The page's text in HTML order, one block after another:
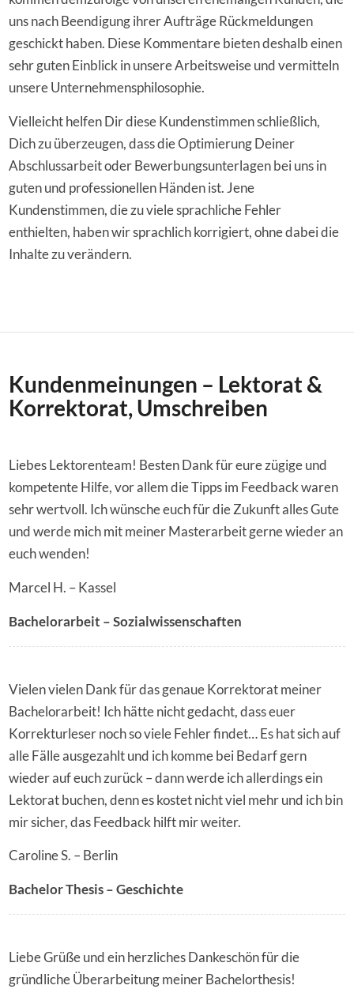
uns nach Beendigung ihrer Aufträge Rückmeldungen
geschickt haben. Diese Kommentare bieten deshalb einen
sehr guten Einblick in unsere Arbeitsweise und vermitteln
unsere Unternehmensphilosophie.
Vielleicht helfen Dir diese Kundenstimmen schließlich,
Dich zu überzeugen, dass die Optimierung Deiner
Abschlussarbeit oder Bewerbungsunterlagen bei uns in
guten und professionellen Händen ist. Jene
Kundenstimmen, die zu viele sprachliche Fehler
enthielten, haben wir sprachlich korrigiert, ohne dabei die
Inhalte zu verändern.
Kundenmeinungen – Lektorat&
Korrektorat, Umschreiben
Liebes Lektorenteam! Besten Dank für eure zügige und
kompetente Hilfe, vor allem die Tipps im Feedback waren
sehr wertvoll. Ich wünsche euch für die Zukunft alles Gute
und werde mich mit meiner Masterarbeit gerne wieder an
euch wenden!
Marcel H. – Kassel
Bachelorarbeit – Sozialwissenschaften
Vielen vielen Dank für das genaue Korrektorat meiner
Bachelorarbeit! Ich hätte nicht gedacht, dass euer
Korrekturleser noch so viele Fehler findet… Es hat sich auf
alle Fälle ausgezahlt und ich komme bei Bedarf gern
wieder auf euch zurück – dann werde ich allerdings ein
Lektorat buchen, denn es kostet nicht viel mehr und ich bin
mir sicher, das Feedback hilft mir weiter.
Caroline S. – Berlin
Bachelor Thesis – Geschichte
Liebe Grüße und ein herzliches Dankeschön für die
gründliche Überarbeitung meiner Bachelorthesis!